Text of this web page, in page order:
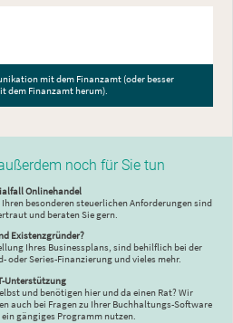
mit dem Finanzamt (oder besser
dem Finanzamt herum).
noch für Sie tun
Onlinehandel
besonderen steuerlichen Anforderungen sind
und beraten Sie gern.
Existenzgründer?
Ihres Businessplans, sind behilflich bei der
oder Series-Finanzierung und vieles mehr.
Unterstützung
und benötigen hier und da einen Rat? Wir
auch bei Fragen zu Ihrer Buchhaltungs-Software
gängiges Programm nutzen.